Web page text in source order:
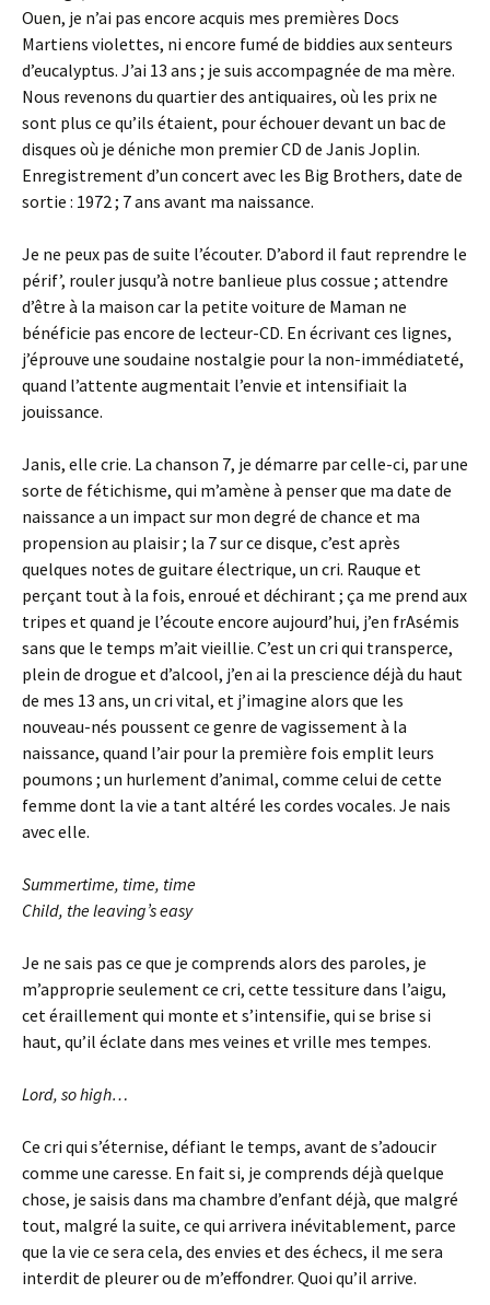
Ouen, je n’ai pas encore acquis mes premières Docs
Martiens violettes, ni encore fumé de biddies aux senteurs
d’eucalyptus. J’ai 13 ans ; je suis accompagnée de ma mère.
Nous revenons du quartier des antiquaires, où les prix ne
sont plus ce qu’ils étaient, pour échouer devant un bac de
disques où je déniche mon premier CD de Janis Joplin.
Enregistrement d’un concert avec les Big Brothers, date de
sortie : 1972 ; 7 ans avant ma naissance.
Je ne peux pas de suite l’écouter. D’abord il faut reprendre le
périf’, rouler jusqu’à notre banlieue plus cossue ; attendre
d’être à la maison car la petite voiture de Maman ne
bénéficie pas encore de lecteur-CD. En écrivant ces lignes,
j’éprouve une soudaine nostalgie pour la non-immédiateté,
quand l’attente augmentait l’envie et intensifiait la
jouissance.
Janis, elle crie. La chanson 7, je démarre par celle-ci, par une
sorte de fétichisme, qui m’amène à penser que ma date de
naissance a un impact sur mon degré de chance et ma
propension au plaisir ; la 7 sur ce disque, c’est après
quelques notes de guitare électrique, un cri. Rauque et
perçant tout à la fois, enroué et déchirant ; ça me prend aux
tripes et quand je l’écoute encore aujourd’hui, j’en frAsémis
sans que le temps m’ait vieillie. C’est un cri qui transperce,
plein de drogue et d’alcool, j’en ai la prescience déjà du haut
de mes 13 ans, un cri vital, et j’imagine alors que les
nouveau-nés poussent ce genre de vagissement à la
naissance, quand l’air pour la première fois emplit leurs
poumons ; un hurlement d’animal, comme celui de cette
femme dont la vie a tant altéré les cordes vocales. Je nais
avec elle.
Summertime, time, time
Child, the leaving’s easy
Je ne sais pas ce que je comprends alors des paroles, je
m’approprie seulement ce cri, cette tessiture dans l’aigu,
cet éraillement qui monte et s’intensifie, qui se brise si
haut, qu’il éclate dans mes veines et vrille mes tempes.
Lord, so high…
Ce cri qui s’éternise, défiant le temps, avant de s’adoucir
comme une caresse. En fait si, je comprends déjà quelque
chose, je saisis dans ma chambre d’enfant déjà, que malgré
tout, malgré la suite, ce qui arrivera inévitablement, parce
que la vie ce sera cela, des envies et des échecs, il me sera
interdit de pleurer ou de m’effondrer. Quoi qu’il arrive.